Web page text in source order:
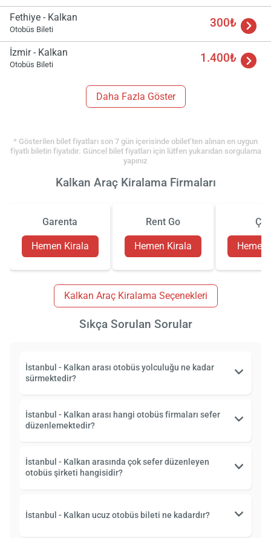
Fethiye - Kalkan
Otobüs Bileti 300₺
İzmir - Kalkan
Otobüs Bileti 1.400₺
Daha Fazla Göster
* Gösterilen bilet fiyatları son 7 gün içerisinde obilet’ten alınan en uygun
fiyatlı biletin fiyatıdır. Güncel bilet fiyatları için lütfen yukarıdan sorgulama
yapınız
Kalkan Araç Kiralama Firmaları
Garenta
Hemen Kirala
Rent Go
Hemen Kirala Hemen
Kalkan Araç Kiralama Seçenekleri
Sıkça Sorulan Sorular
İstanbul - Kalkan arası otobüs yolculuğu ne kadar
sürmektedir?
İstanbul - Kalkan arası hangi otobüs firmaları sefer
düzenlemektedir?
İstanbul - Kalkan arasında çok sefer düzenleyen
otobüs şirketi hangisidir?
İstanbul - Kalkan ucuz otobüs bileti ne kadardır?